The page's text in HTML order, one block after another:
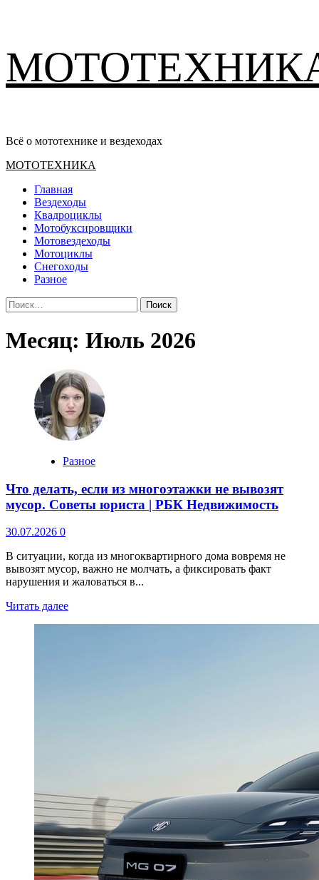
содержимому
Всё о мототехнике и вездеходах
Основное
МОТОТЕХНИКА
Главная
Вездеходы
Квадроциклы
Мотобуксировщики
Мотовездеходы
Мотоциклы
Снегоходы
Разное
Найти:
Месяц: Июль 2026
Разное
Что делать, если из многоэтажки не вывозят
мусор. Советы юриста | РБК Недвижимость
30.07.2026 0
В ситуации, когда из многоквартирного дома вовремя не
вывозят мусор, важно не молчать, а фиксировать факт
нарушения и жаловаться в...
Читать далее